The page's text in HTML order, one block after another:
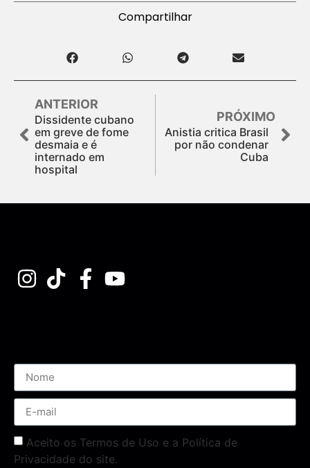
Compartilhar
ANTERIOR
Dissidente cubano
em greve de fome
desmaia e é
internado em
hospital
PRÓXIMO
Anistia critica Brasil
por não condenar
Cuba
Aceito os Termos de Uso e a Política de
Privacidade do site.